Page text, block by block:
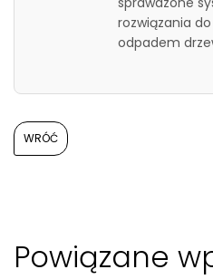
rozwiązania
odpadem
WRÓĆ
Powiązane